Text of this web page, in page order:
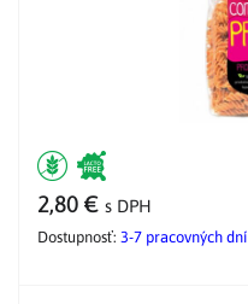
2,80 € s DPH
Dostupnosť: 3-7 pracovných dní